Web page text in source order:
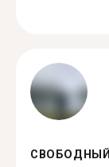
СВОБОДНЫЙ